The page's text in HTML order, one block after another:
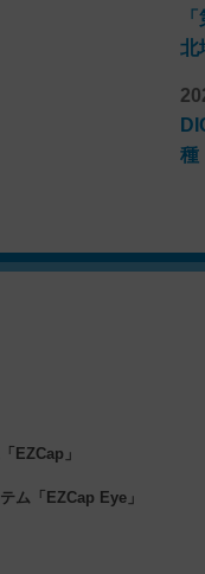
北
種
EZCap」
ム「EZCap Eye」